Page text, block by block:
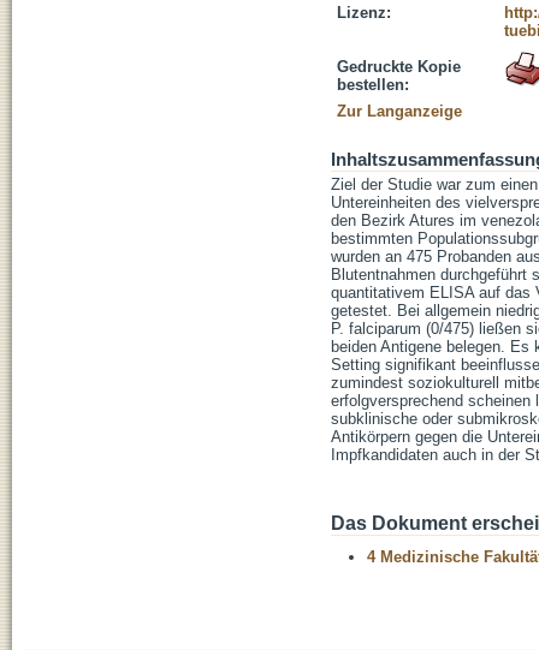
Lizenz:
Gedruckte Kopie
bestellen:
Zur Langanzeige
Ziel der Studie war zum
Untereinheiten des
den Bezirk Atures im
bestimmten
wurden an 475 Probanden
Blutentnahmen durchgeführt
quantitativem ELISA auf das
getestet. Bei allgemein
P. falciparum (0/475) ließen
beiden Antigene belegen.
Setting signifikant
zumindest soziokulturell
erfolgversprechend
subklinische oder
Antikörpern gegen die
Impfkandidaten auch in der
Das Dokument
4 Medizinische